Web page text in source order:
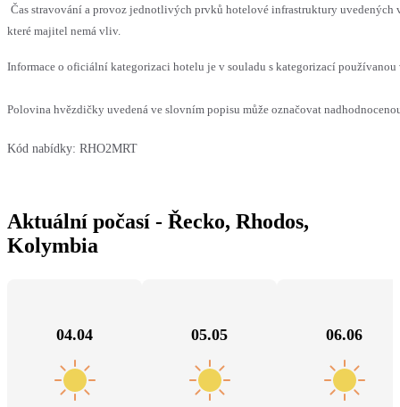
Čas stravování a provoz jednotlivých prvků hotelové infrastruktury uvedených
které majitel nemá vliv.
Informace o oficiální kategorizaci hotelu je v souladu s kategorizací
Polovina hvězdičky uvedená ve slovním popisu může označovat
Kód nabídky: RHO2MRT
Aktuální počasí - Řecko, Rhodos,
Kolymbia
04.04 05.05 06.06